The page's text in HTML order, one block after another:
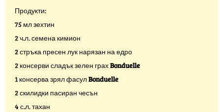
Продукти:
75 мл зехтин
2 ч.л. семена кимион
2 стръка пресен лук нарязан на едро
2 консерви сладък зелен грахBonduelle
1 консерва зрял фасулBonduelle
2 скилидки пасиран чесън
4 с.л. тахан